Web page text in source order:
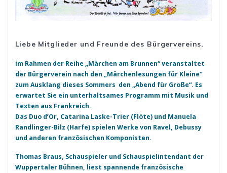
Liebe Mitglieder und Freunde des Bürgervereins,
im Rahmen der Reihe „Märchen am Brunnen“ veranstaltet
der Bürgerverein nach den „Märchenlesungen für Kleine“
zum Ausklang dieses Sommers den „Abend für Große“. Es
erwartet Sie ein unterhaltsames Programm mit Musik und
Texten aus Frankreich.
Das Duo d’Or, Catarina Laske-Trier (Flöte) und Manuela
Randlinger-Bilz (Harfe) spielen Werke von Ravel, Debussy
und anderen französischen Komponisten.
Thomas Braus, Schauspieler und Schauspielintendant der
Wuppertaler Bühnen, liest spannende französische